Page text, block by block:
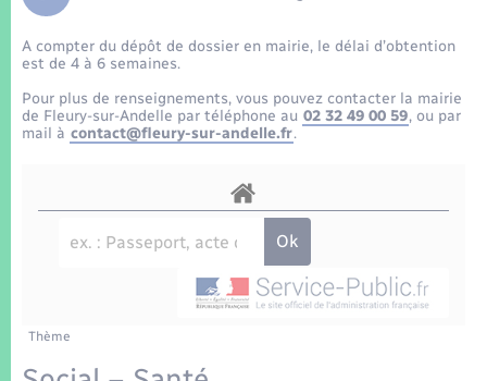
Etat-civil - Papiers - Citoyenneté
Mariage – PACS
Parrainage civil
Logement - Urbanisme
Nouvel habitant
Organisation d’événement
Transports scolaires
Travaux - Autorisation d’occupation de l’espace
public
Compétences
Plan interactif
La Communauté de communes
A compter du dépôt de dossier en mairie, le délai d’obtention
est de 4 à 6 semaines.
Pour plus de renseignements, vous pouvez contacter la mairie
de Fleury-sur-Andelle par téléphone au 02 32 49 00 59, ou par
mail à contact@fleury-sur-andelle.fr.
Thème